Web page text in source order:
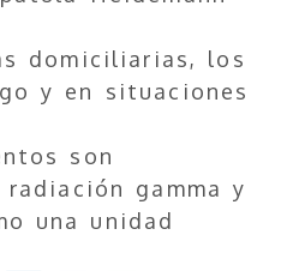
domiciliarias, los
y en situaciones
son
gamma y
una unidad